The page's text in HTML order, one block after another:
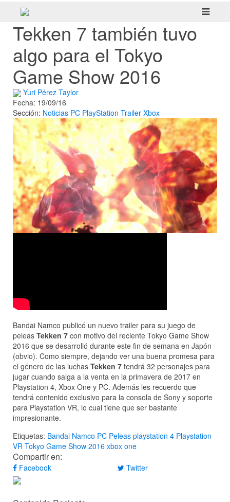
Tekken 7 también tuvo
algo para el Tokyo
Game Show 2016
Yuri Pérez Taylor
Fecha: 19/09/16
Sección: Noticias PC PlayStation Trailer Xbox
Bandai Namco publicó un nuevo trailer para su juego de
peleas Tekken 7 con motivo del reciente Tokyo Game Show
2016 que se desarrolló durante este fin de semana en Japón
(obvio). Como siempre, dejando ver una buena promesa para
el género de las luchas Tekken 7 tendrá 32 personajes para
jugar cuando salga a la venta en la primavera de 2017 en
Playstation 4, Xbox One y PC. Además les recuerdo que
tendrá contenido exclusivo para la consola de Sony y soporte
para Playstation VR, lo cual tiene que ser bastante
impresionante.
Etiquetas: Bandai Namco PC Peleas playstation 4 Playstation
VR Tokyo Game Show 2016 xbox one
Compartir en:
Facebook Twitter